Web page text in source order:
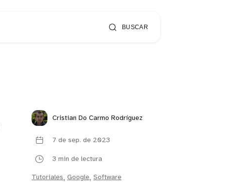
BUSCAR
Cristian Do Carmo Rodríguez
7 de sep. de 2023
3 min de lectura
Tutoriales, Google, Software